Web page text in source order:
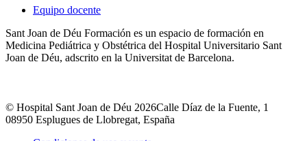
Equipo docente
Sant Joan de Déu Formación es un espacio de formación en
Medicina Pediátrica y Obstétrica del Hospital Universitario Sant
Joan de Déu, adscrito en la Universitat de Barcelona.
© Hospital Sant Joan de Déu 2026Calle Díaz de la Fuente, 1
08950 Esplugues de Llobregat, España